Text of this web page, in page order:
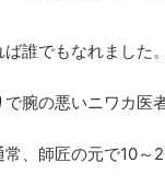
誰でもなれました。
腕の悪いニワカ医
、師匠の元で10～